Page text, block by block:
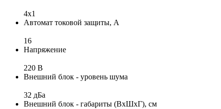
4х1
Автомат токовой защиты, А
16
Напряжение
220 В
Внешний блок - уровень шума
32 дБа
Внешний блок - габариты (ВхШхГ), см